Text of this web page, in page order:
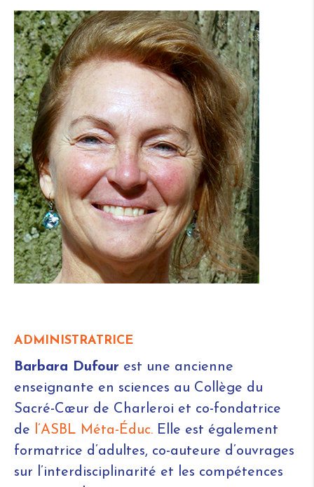
ADMINISTRATRICE
Barbara Dufour est une ancienne
enseignante en sciences au Collège du
Sacré-Cœur de Charleroi et co-fondatrice
de l’ASBL Méta-Éduc. Elle est également
formatrice d’adultes, co-auteure d’ouvrages
sur l’interdisciplinarité et les compétences